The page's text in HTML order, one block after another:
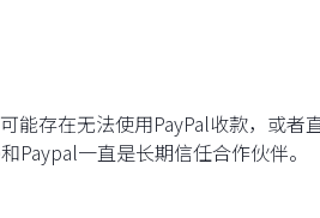
存在无法使用PayPal收款，或者
一直是长期信任合作伙伴。